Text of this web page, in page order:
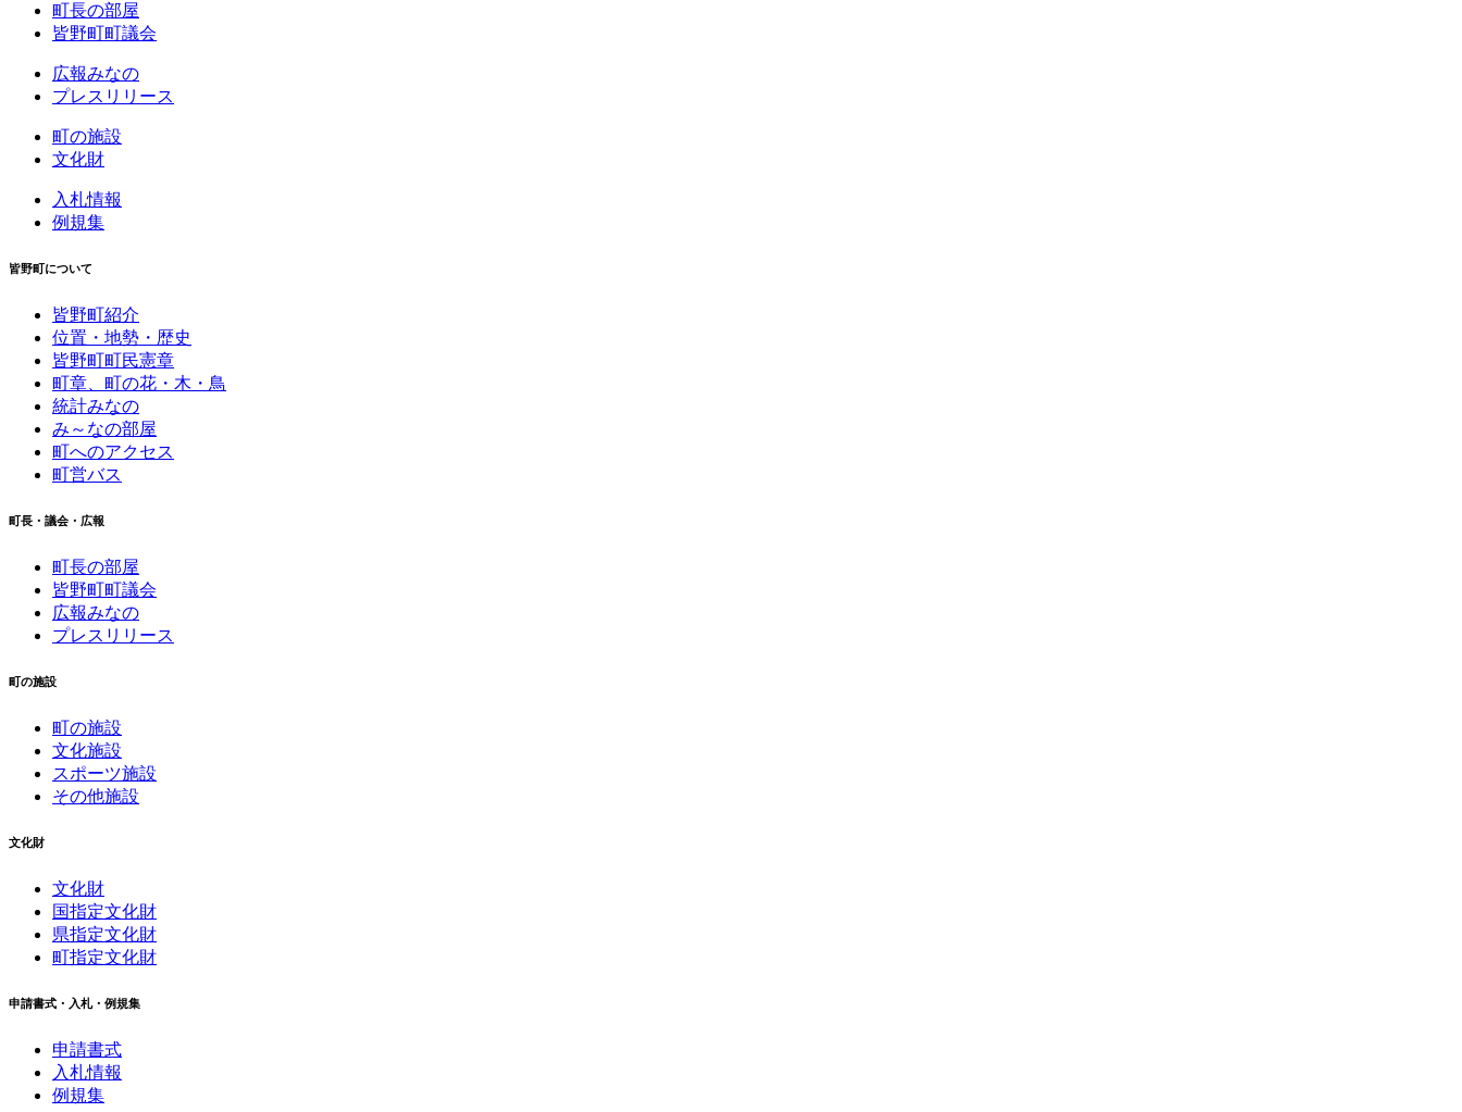
町長の部屋
皆野町町議会
広報みなの
プレスリリース
町の施設
文化財
入札情報
例規集
皆野町について
皆野町紹介
位置・地勢・歴史
皆野町町民憲章
町章、町の花・木・鳥
統計みなの
み～なの部屋
町へのアクセス
町営バス
町長・議会・広報
町長の部屋
皆野町町議会
広報みなの
プレスリリース
町の施設
町の施設
文化施設
スポーツ施設
その他施設
文化財
文化財
国指定文化財
県指定文化財
町指定文化財
申請書式・入札・例規集
申請書式
入札情報
例規集